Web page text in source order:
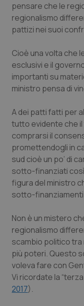
Provincia
Puglia
Sardegna
Sicilia
Toscana
Umbria
Valle D’Aosta
Veneto
Ipertensione
Malattie rare
Malattia di
Obesità
Oftalmologia
Oncologia &
Psoriasi &
Quotidiano
Quotidiano
pensare che le
regionalismo
pattizi nei suoi
Cioè una volta che
esclusivi e il
importanti su
ministro pensa di
A dei patti fatti per
tutto evidente che
comprarsi il
promettendogli in
sud cioè un po’ di
sotto-finanziati così
figura del ministro
sotto-finanziamenti
Non è un mistero
regionalismo
scambio politico
più poteri. Questo
voleva fare con
Vi ricordate la
2017).